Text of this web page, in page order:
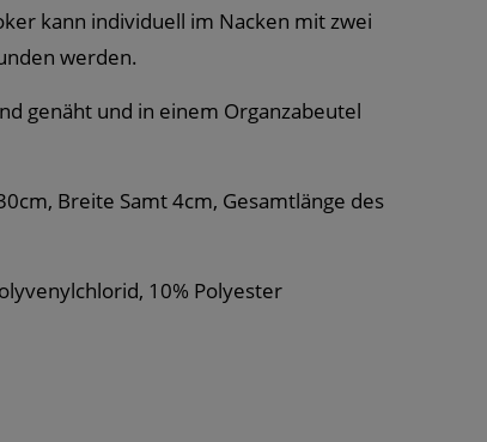
kann individuell im Nacken mit zwei
werden.
genäht und in einem Organzabeutel
Breite Samt 4cm, Gesamtlänge des
10% Polyester